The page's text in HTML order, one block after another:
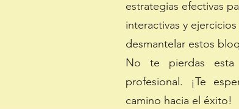
estrategias efectivas
interactivas y
desmantelar estos
No te pierdas esta
profesional. ¡Te
camino hacia el éxito!